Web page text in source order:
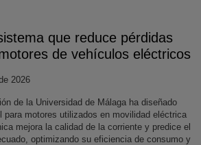
que reduce pérdidas
de vehículos eléctricos
2026
de la Universidad de Málaga ha diseñado
para motores utilizados en movilidad eléctrica
mejora la calidad de la corriente y predice el
optimizando su eficiencia de consumo y